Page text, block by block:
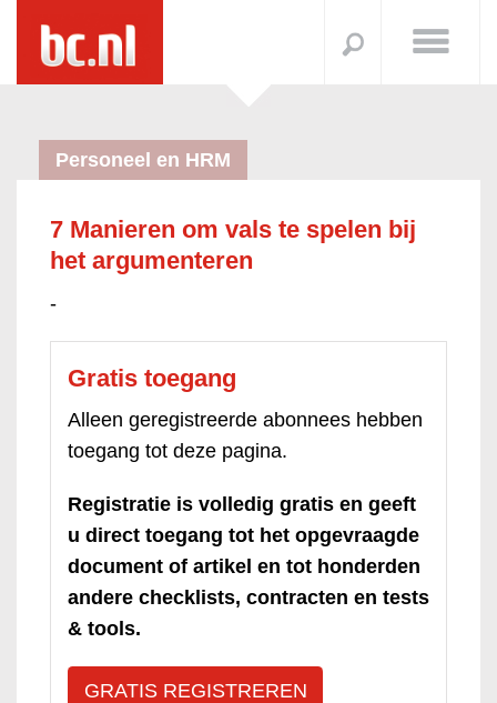
Personeel en HRM
7 Manieren om vals te spelen bij
het argumenteren
-
Gratis toegang
Alleen geregistreerde abonnees hebben
toegang tot deze pagina.
Registratie is volledig gratis en geeft
u direct toegang tot het opgevraagde
document of artikel en tot honderden
andere checklists, contracten en tests
& tools.
GRATIS REGISTREREN